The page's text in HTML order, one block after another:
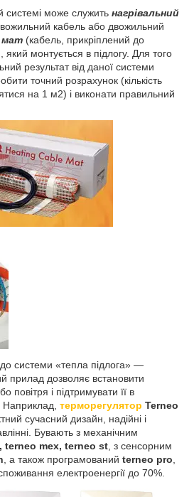
системі може служить нагрівальний
кабель або двожильний
мат (кабель, прикріплений до
який монтується в підлогу. Для того
результат від даної системи
точний розрахунок (кількість
на 1 м2) і виконати правильний
системи «тепла підлога» ―
прилад дозволяє встановити
повітря і підтримувати її в
терморегулятор Terneo
сучасний дизайн, надійні і
Бувають з механічним
terneo mex, terneo st , з сенсорним
, а також програмований terneo pro
електроенергії до 70%.